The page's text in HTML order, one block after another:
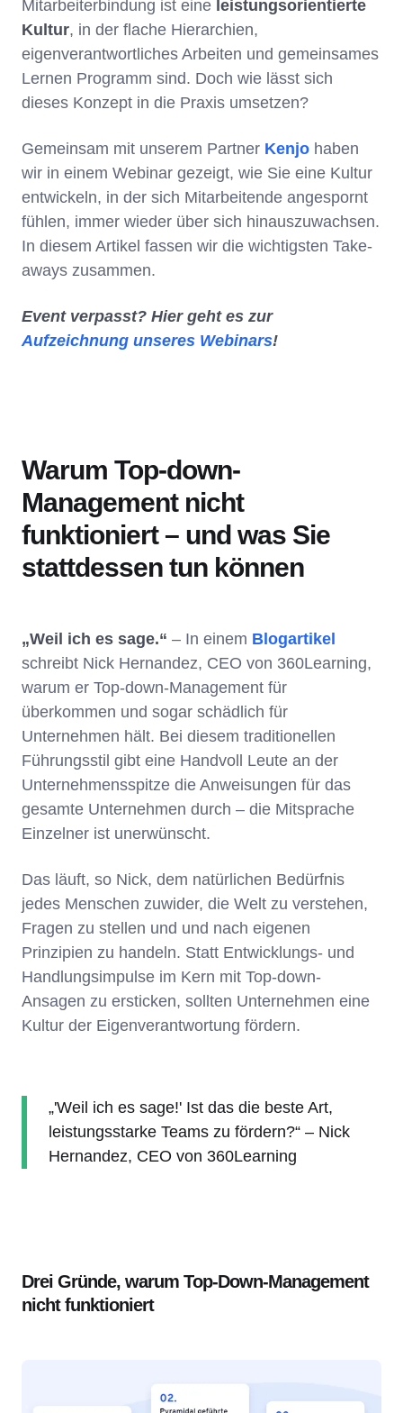
Mitarbeiterbindung ist eine leistungsorientierte
Kultur, in der flache Hierarchien,
eigenverantwortliches Arbeiten und gemeinsames
Lernen Programm sind. Doch wie lässt sich
dieses Konzept in die Praxis umsetzen?
Gemeinsam mit unserem Partner Kenjo haben
wir in einem Webinar gezeigt, wie Sie eine Kultur
entwickeln, in der sich Mitarbeitende angespornt
fühlen, immer wieder über sich hinauszuwachsen.
In diesem Artikel fassen wir die wichtigsten Take-
aways zusammen.
Event verpasst? Hier geht es zur
Aufzeichnung unseres Webinars!
Warum Top-down-
Management nicht
funktioniert – und was Sie
stattdessen tun können
„Weil ich es sage.“ – In einem Blogartikel
schreibt Nick Hernandez, CEO von 360Learning,
warum er Top-down-Management für
überkommen und sogar schädlich für
Unternehmen hält. Bei diesem traditionellen
Führungsstil gibt eine Handvoll Leute an der
Unternehmensspitze die Anweisungen für das
gesamte Unternehmen durch – die Mitsprache
Einzelner ist unerwünscht.
Das läuft, so Nick, dem natürlichen Bedürfnis
jedes Menschen zuwider, die Welt zu verstehen,
Fragen zu stellen und und nach eigenen
Prinzipien zu handeln. Statt Entwicklungs- und
Handlungsimpulse im Kern mit Top-down-
Ansagen zu ersticken, sollten Unternehmen eine
Kultur der Eigenverantwortung fördern.
„'Weil ich es sage!' Ist das die beste Art,
leistungsstarke Teams zu fördern?“ – Nick
Hernandez, CEO von 360Learning
Drei Gründe, warum Top-Down-Management
nicht funktioniert